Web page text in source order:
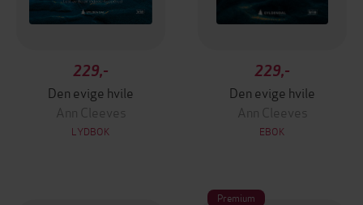
229,-
Den evige hvile
Ann Cleeves
LYDBOK
229,-
Den evige hvile
Ann Cleeves
EBOK
Premium